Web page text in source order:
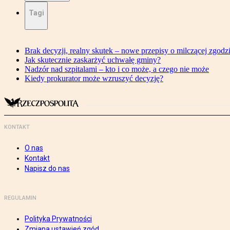
Tagi
Brak decyzji, realny skutek – nowe przepisy o milczącej
Jak skutecznie zaskarżyć uchwałę gminy?
Nadzór nad szpitalami – kto i co może, a czego nie może
Kiedy prokurator może wzruszyć decyzję?
KONTAKT
O nas
Kontakt
Napisz do nas
REGULAMIN
Polityka Prywatności